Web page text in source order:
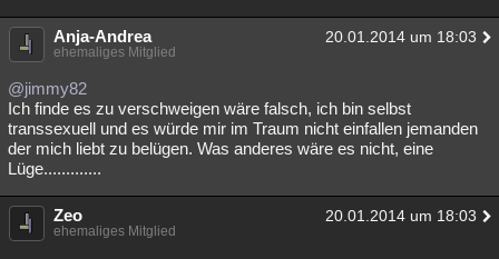
Anja-Andrea 20.01.2014 um 18:03
ehemaliges Mitglied
@jimmy82
Ich finde es zu verschweigen wäre falsch, ich bin selbst
transsexuell und es würde mir im Traum nicht einfallen jemanden
der mich liebt zu belügen. Was anderes wäre es nicht, eine
Lüge.............
Zeo 20.01.2014 um 18:03
ehemaliges Mitglied